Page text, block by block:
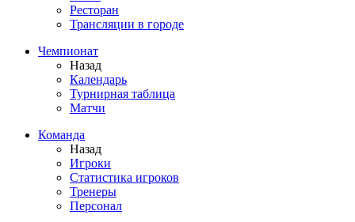
Ресторан
Трансляции в городе
Чемпионат
Назад
Календарь
Турнирная таблица
Матчи
Команда
Назад
Игроки
Статистика игроков
Тренеры
Персонал